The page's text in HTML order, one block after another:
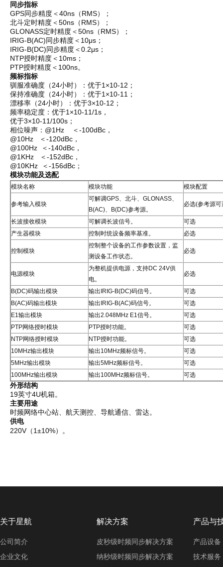
同步指标
GPS同步精度＜40ns（RMS）；
北斗定时精度＜50ns（RMS）；
GLONASS定时精度＜50ns（RMS）；
IRIG-B(AC)同步精度＜10μs；
IRIG-B(DC)同步精度＜0.2μs；
NTP授时精度＜10ms；
PTP授时精度＜100ns。
频标指标
驯服准确度（24小时）：优于1×10-12；
保持准确度（24小时）：优于1×10-11；
漂移率（24小时）：优于3×10-12；
频率稳定度：优于1×10-11/1s，
优于3×10-11/100s；
相位噪声：@1Hz ＜-100dBc，
@10Hz ＜-120dBc，
@100Hz ＜-140dBc，
@1KHz ＜-152dBc，
@10KHz ＜-156dBc；
模块功能及选配
模块名称 模块功能 模块配置
参考输入模块
可解调GPS、北斗、GLONASS、
B(AC)、B(DC)参考源。
必选(参考源可
长波接收模块 可解调长波信号。
可选
产生器模块
控制时统设备频率基准。 必选
控制模块
控制整个设备的工作参数设置，监
测设备工作状态。
必选
电源模块
为整机提供电源，支持DC 24V供
电。
必选
B(DC)码输出模块 输出IRIG-B(DC)码信号。
可选
B(AC)码输出模块
输出IRIG-B(AC)码信号。
可选
E1输出模块
输出2.048MHz E1信号。
可选
PTP网络授时模块
PTP授时功能。
可选
NTP网络授时模块
NTP授时功能。
可选
10MHz输出模块
输出10MHz频标信号。
可选
5MHz输出模块
输出5MHz频标信号。
可选
100MHz输出模块
输出100MHz频标信号。 可选
外形结构
19英寸4U机箱。
主要用途
时频网络中心站、航天测控、导航通信、雷达。
供电
220V（1±10%）。
关于星航
公司简介
企业文化
解决方案
皮秒级时频同步解决方案
纳秒级时频同步解决方案
产品与
产品设备
技术服务